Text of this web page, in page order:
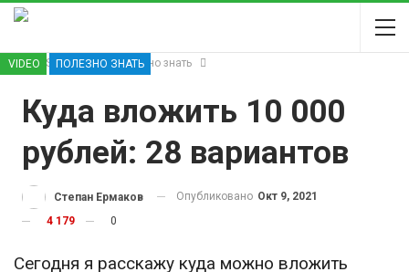
INVEST MODA Полезно знать
VIDEO ПОЛЕЗНО ЗНАТЬ
Куда вложить 10 000
рублей: 28 вариантов
Степан Ермаков Опубликовано Окт 9, 2021
4 179
0
Cегодня я расскажу куда можно вложить